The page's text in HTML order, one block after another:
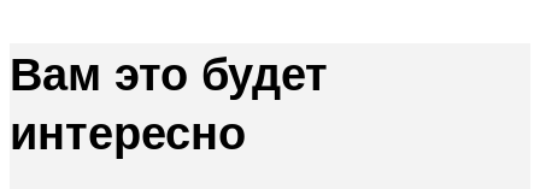
Вам это будет
интересно